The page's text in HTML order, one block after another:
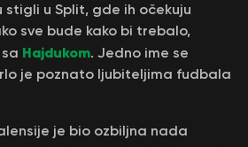
stigli u Split, gde ih očekuju
sve bude kako bi trebalo,
Hajdukom. Jedno ime se
je poznato ljubiteljima fudbala
je bio ozbiljna nada